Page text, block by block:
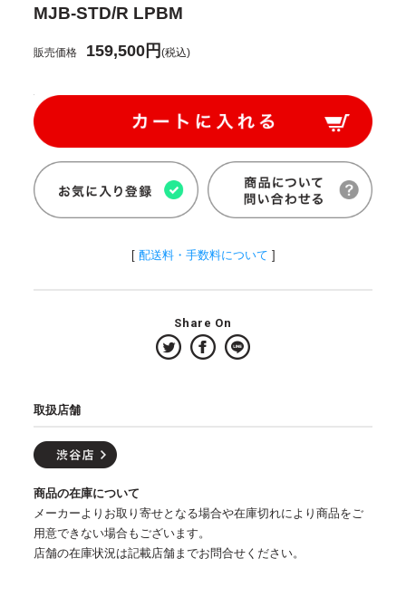
MJB-STD/R LPBM
販売価格 159,500円(税込)
[ 配送料・手数料について ]
Share On
取扱店舗
商品の在庫について
メーカーよりお取り寄せとなる場合や在庫切れにより商品をご
用意できない場合もございます。
店舗の在庫状況は記載店舗までお問合せください。